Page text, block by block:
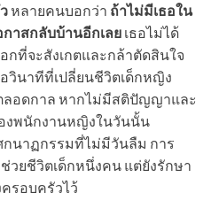
หลายคนบอกว่า ถ้าไม่มีเธอใน
าสกลับบ้านอีกเลย เธอไม่ได้
กที่จะสังเกตและกล้าตัดสินใจ
วินาทีที่เปลี่ยนชีวิตเด็กหญิง
ลอดกาล หากไม่มีสติปัญญาและ
งพนักงานหญิงในวันนั้น
กนาฏกรรมที่ไม่มีวันลืม การ
วยชีวิตเด็กหนึ่งคน แต่ยังรักษา
รอบครัวไว้